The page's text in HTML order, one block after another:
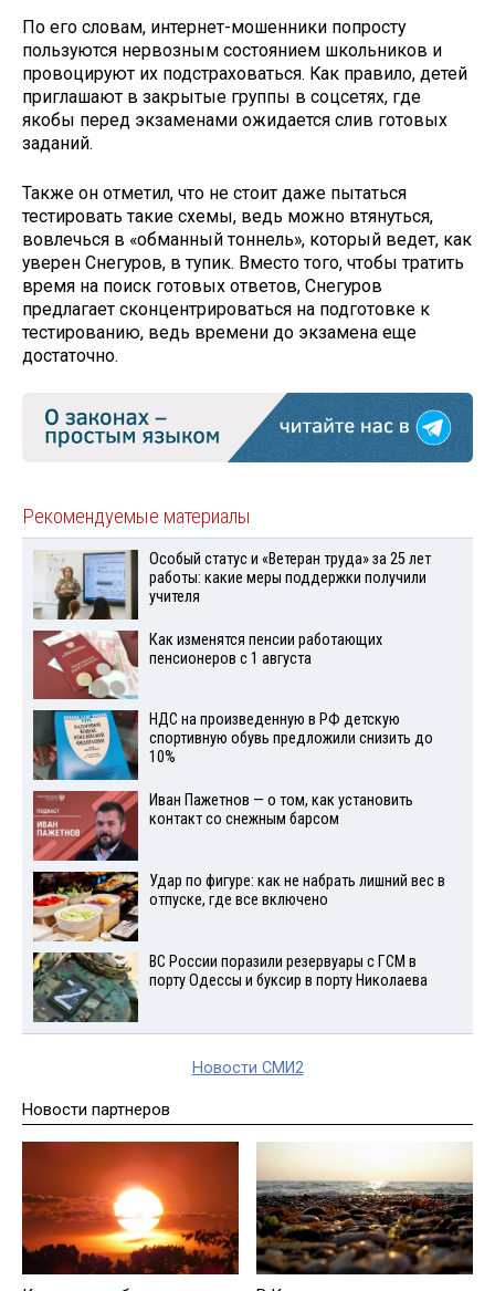
По его словам, интернет-мошенники попросту
пользуются нервозным состоянием школьников и
провоцируют их подстраховаться. Как правило, детей
приглашают в закрытые группы в соцсетях, где
якобы перед экзаменами ожидается слив готовых
заданий.
Также он отметил, что не стоит даже пытаться
тестировать такие схемы, ведь можно втянуться,
вовлечься в «обманный тоннель», который ведет, как
уверен Снегуров, в тупик. Вместо того, чтобы тратить
время на поиск готовых ответов, Снегуров
предлагает сконцентрироваться на подготовке к
тестированию, ведь времени до экзамена еще
достаточно.
Рекомендуемые материалы
Особый статус и «Ветеран труда» за 25 лет
работы: какие меры поддержки получили
учителя
Как изменятся пенсии работающих
пенсионеров с 1 августа
НДС на произведенную в РФ детскую
спортивную обувь предложили снизить до
10%
Иван Пажетнов — о том, как установить
контакт со снежным барсом
Удар по фигуре: как не набрать лишний вес в
отпуске, где все включено
ВС России поразили резервуары с ГСМ в
порту Одессы и буксир в порту Николаева
Новости СМИ2
Новости партнеров